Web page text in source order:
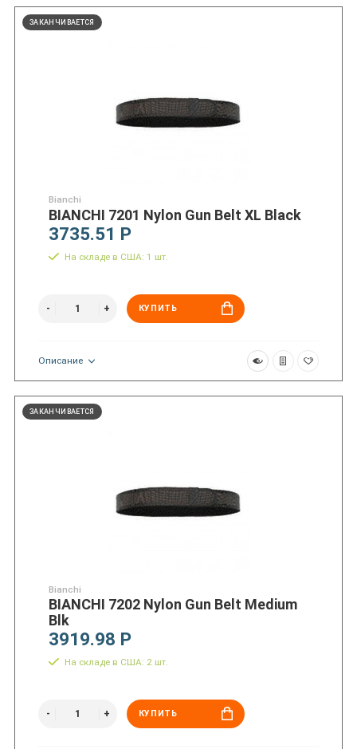
ЗАКАНЧИВАЕТСЯ
Bianchi
BIANCHI 7201 Nylon Gun Belt XL Black
3735.51 Р
На складе в США: 1 шт.
КУПИТЬ
Описание
ЗАКАНЧИВАЕТСЯ
Bianchi
BIANCHI 7202 Nylon Gun Belt Medium
Blk
3919.98 Р
На складе в США: 2 шт.
КУПИТЬ